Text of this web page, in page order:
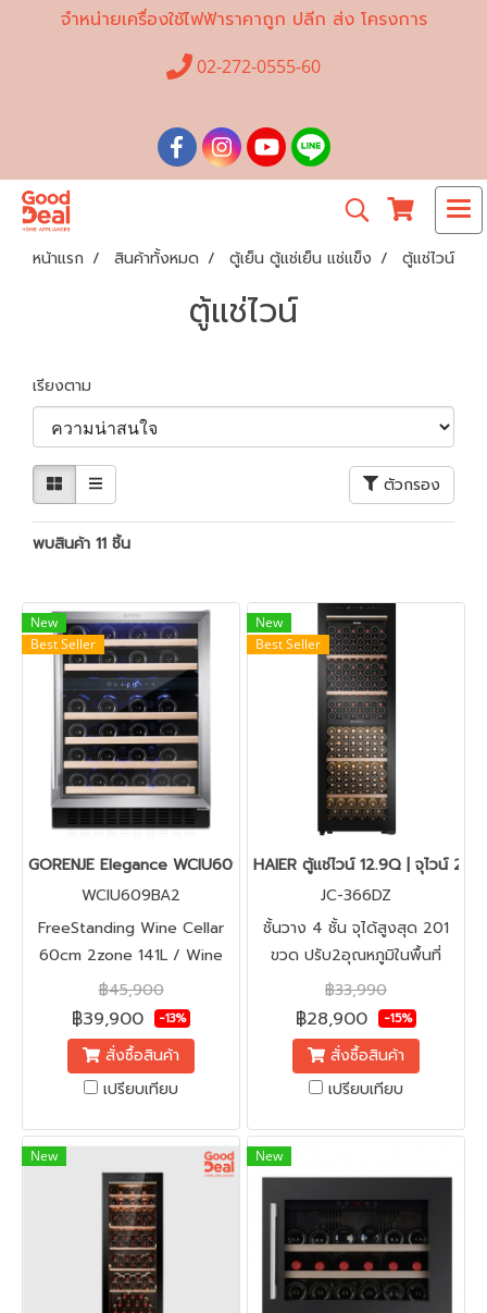
จำหน่ายเครื่องใช้ไฟฟ้าราคาถูก ปลีก ส่ง โครงการ
02-272-0555-60
หน้าแรก สินค้าทั้งหมด ตู้เย็น ตู้แช่เย็น แช่แข็ง ตู้แช่ไวน์
ตู้แช่ไวน์
เรียงตาม
ตัวกรอง
พบสินค้า 11 ชิ้น
New
Best Seller
GORENJE Elegance WCIU609BA2 – ตู้แช่ไวน์ Built-under ระดับ
WCIU609BA2
FreeStanding Wine Cellar
60cm 2zone 141L / Wine
Cellar, Stainless Steel, 141L,
46 bottles, H820 mm,
W595 mm, 2 zones, Right
Open, Reversible
฿45,900
฿39,900 -13%
สั่งซื้อสินค้า
เปรียบเทียบ
New
Best Seller
HAIER ตู้แช่ไวน์ 12.9Q | จุไวน์
JC-366DZ
ชั้นวาง 4 ชั้น จุได้สูงสุด 201
ขวด ปรับ2อุณหภูมิในพื้นที่
เดียวกัน | รูปร่างเพรียวหรูมี
สไตล์ | สามารถเข้า built in โดย
ใช้ระยะห่างข้างละ 2 ซม. ได้ | ตัว
ระบายความร้อนอยู่ด้านหลังและ
ด้านข้าง
฿33,990
฿28,900 -15%
สั่งซื้อสินค้า
เปรียบเทียบ
New New